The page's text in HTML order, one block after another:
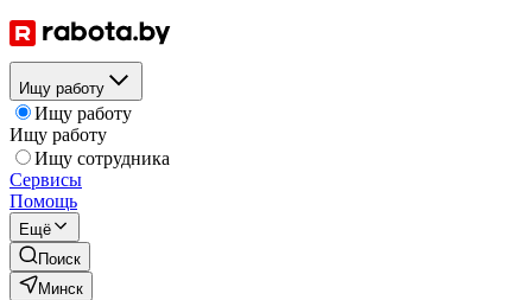
Ищу работу
Ищу работу
Ищу работу
Ищу сотрудника
Сервисы
Помощь
Ещё
Поиск
Минск